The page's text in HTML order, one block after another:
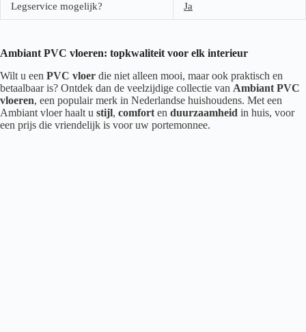
Legservice mogelijk? Ja
Ambiant PVC vloeren: topkwaliteit voor elk interieur
Wilt u een PVC vloer die niet alleen mooi, maar ook praktisch en
betaalbaar is? Ontdek dan de veelzijdige collectie van Ambiant PVC
vloeren, een populair merk in Nederlandse huishoudens. Met een
Ambiant vloer haalt u stijl, comfort en duurzaamheid in huis, voor
een prijs die vriendelijk is voor uw portemonnee.